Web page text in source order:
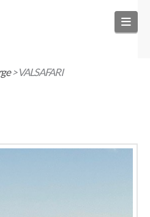
>VALSAFARI